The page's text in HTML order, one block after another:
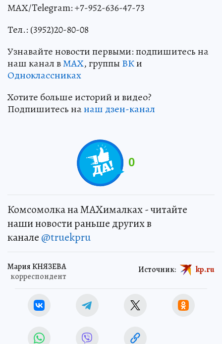
МАХ/Telegram: +7-952-636-47-73
Тел.: (3952)20-80-08
Узнавайте новости первыми: подпишитесь на
наш канал вМАХ, группы ВКи
Одноклассниках
Хотите больше историй и видео?
Подпишитесь нанаш дзен-канал
0
Комсомолка на MAXималках - читайте
наши новости раньше других в
канале @truekpru
Мария КНЯЗЕВА
корреспондент
Источник: kp.ru